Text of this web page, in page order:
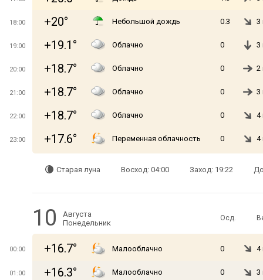
18:00 +20° Небольшой дождь 0.3 3
19:00 +19.1° Облачно 0 3
20:00 +18.7° Облачно 0 2
21:00 +18.7° Облачно 0 3
22:00 +18.7° Облачно 0 4
23:00 +17.6° Переменная облачность 0 4
Старая луна Восход: 04:00 Заход: 19:22
10
Августа
Понедельник
Осд.
00:00 +16.7° Малооблачно 0 4
01:00 +16.3° Малооблачно 0 3